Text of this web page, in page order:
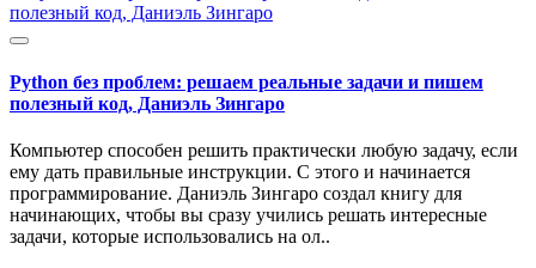
Python без проблем: решаем реальные задачи и пишем
полезный код, Даниэль Зингаро
Компьютер способен решить практически любую задачу, если
ему дать правильные инструкции. С этого и начинается
программирование. Даниэль Зингаро создал книгу для
начинающих, чтобы вы сразу учились решать интересные
задачи, которые использовались на ол..